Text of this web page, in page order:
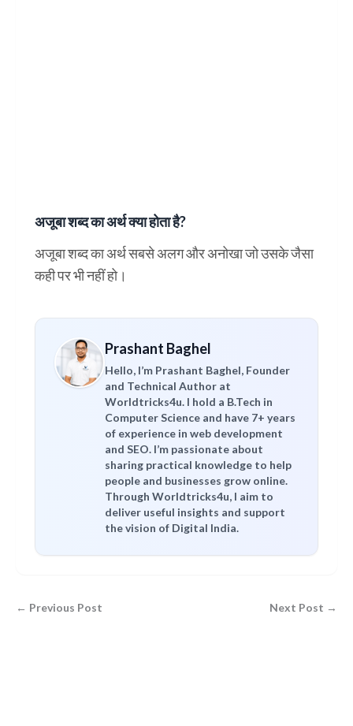
अजूबा शब्द का अर्थ क्या होता है?
अजूबा शब्द का अर्थ सबसे अलग और अनोखा जो उसके जैसा
कही पर भी नहीं हो।
Prashant Baghel
Hello, I’m Prashant Baghel, Founder
and Technical Author at
Worldtricks4u. I hold a B.Tech in
Computer Science and have 7+ years
of experience in web development
and SEO. I’m passionate about
sharing practical knowledge to help
people and businesses grow online.
Through Worldtricks4u, I aim to
deliver useful insights and support
the vision of Digital India.
← Previous Post Next Post →